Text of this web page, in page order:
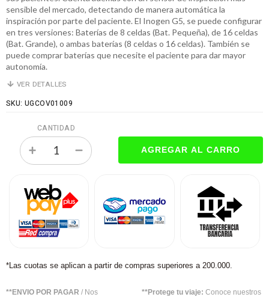
sensible del mercado, detectando de manera automática la
inspiración por parte del paciente. El Inogen G5, se puede configurar
en tres versiones: Baterías de 8 celdas (Bat. Pequeña), de 16 celdas
(Bat. Grande), o ambas baterías (8 celdas o 16 celdas). También se
puede comprar baterías que necesite el paciente para dar mayor
autonomía.
VER DETALLES
SKU: UGCOV01009
CANTIDAD
*Las cuotas se aplican a partir de compras superiores a 200.000.
**ENVIO POR PAGAR / Nos
**Protege tu viaje: Conoce nuestros